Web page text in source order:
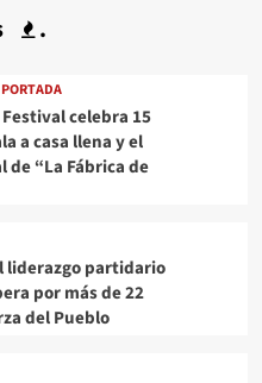
.
PORTADA
celebra 15
a casa llena y el
“La Fábrica de
liderazgo partidario
por más de 22
del Pueblo